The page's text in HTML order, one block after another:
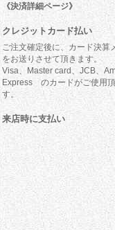
《決済詳細ページ》
クレジットカード払い
ご注文確定後に、カード決算
をお送りさせて頂きます。
Visa、Master card、JCB、
Express のカードがご使用
す。
来店時に支払い